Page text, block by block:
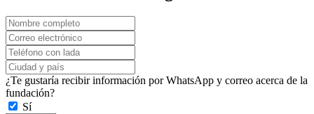
¿Te gustaría recibir información por WhatsApp y correo acerca de la
fundación?
Sí